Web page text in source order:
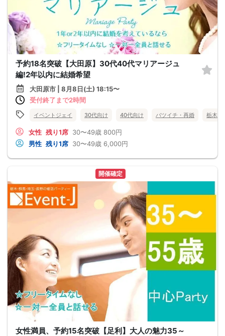
予約18名突破【大田原】30代40代マリアージュ
編!2年以内に結婚希望
大田原市 | 8月8日(土) 18:15〜
受付終了まで2時間
イベントジェイ 30代向け 40代向け バツイチ・再婚 栃木県
女性 残り1席 30〜49歳 800円
男性 残り1席 30〜49歳 6,000円
開催確定
女性満員、予約15名突破【足利】大人の魅力35～